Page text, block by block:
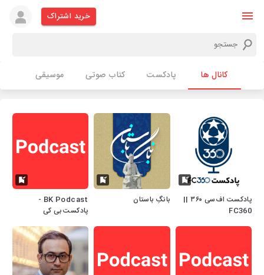
خرید اشتراک
کانال ها پادکست کتاب صوتی موسیقی
پادکست اف‌سی ۳۶۰ ||
FC360
بانگِ باستان
BK Podcast -
پادکست بی کی